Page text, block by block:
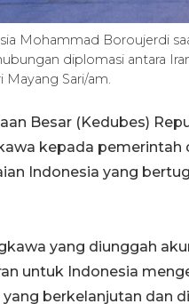
Mohammad Boroujerdi
diplomasi antara
Mayang Sari/am.
Besar (Kedubes)
kepada pemerintah
Indonesia yang
yang diunggah
untuk Indonesia
berkelanjutan dan